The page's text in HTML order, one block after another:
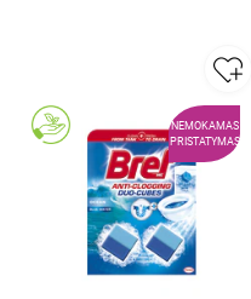
NEMOKAMAS
PRISTATYMAS